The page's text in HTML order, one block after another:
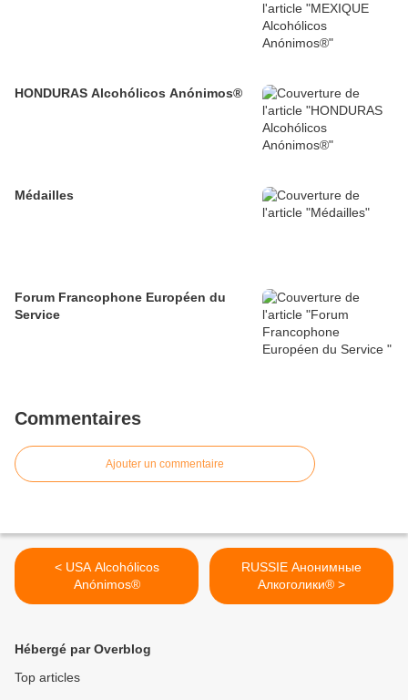
HONDURAS Alcohólicos Anónimos®
Médailles
Forum Francophone Européen du
Service
Commentaires
Ajouter un commentaire
< USA Alcohólicos
Anónimos®
RUSSIE Анонимные
Алкоголики® >
Hébergé par Overblog
Top articles